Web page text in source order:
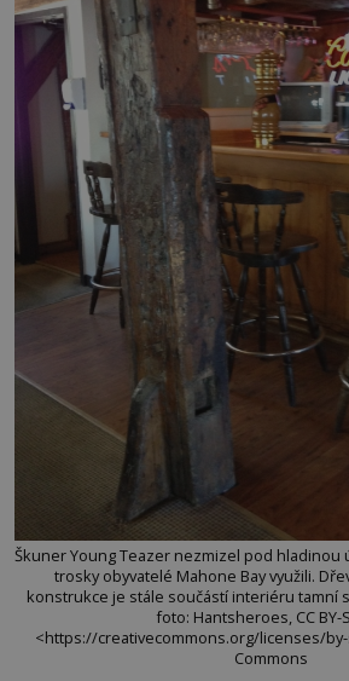
Škuner Young Teazer nezmizel pod hladinou
trosky obyvatelé Mahone Bay využili.
konstrukce je stále součástí interiéru tamní
foto: Hantsheroes, CC BY-
<https://creativecommons.org/licenses/by-
Commons